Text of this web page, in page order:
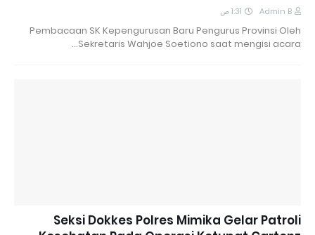
Admin B 1:31 ص
Pembacaan SK Kepengurusan Baru Pengurus Provinsi Oleh
Sekretaris Wahjoe Soetiono saat mengisi acara…
Seksi Dokkes Polres Mimika Gelar Patroli